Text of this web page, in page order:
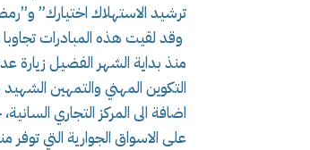
ترشيد الاستهلاك اختيارك”
وقد لقيت هذه المبادرات
منذ بداية الشهر الفضيل
التكوين المهني والتمهين
اضافة الى المركز التجاري
على الاسواق الجوارية التي توفر